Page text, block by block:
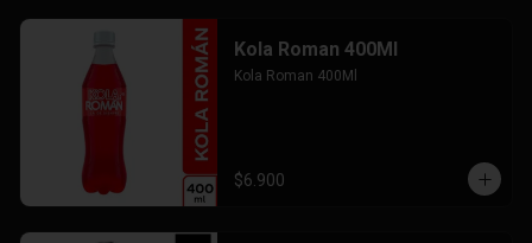
Kola Roman 400Ml
Kola Roman 400Ml
$6.900